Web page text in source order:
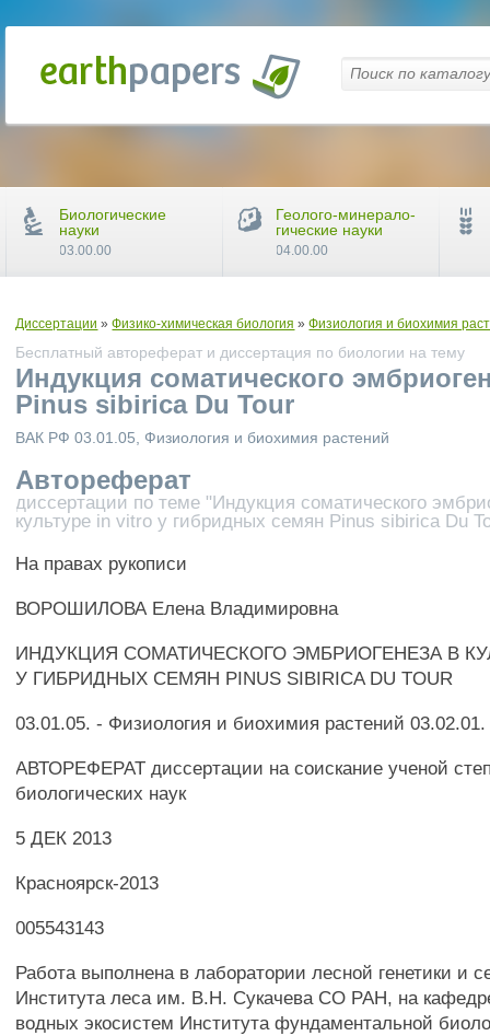
Диссертации »Физико-химическая биология »Физиология и биохимия
Бесплатный автореферат и диссертация по биологии на тему
Индукция соматического
Pinus sibirica Du Tour
ВАК РФ 03.01.05, Физиология и биохимия растений
Автореферат
диссертации по теме "Индукция соматического
культуре in vitro у гибридных семян Pinus sibirica Du
На правах рукописи
ВОРОШИЛОВА Елена Владимировна
ИНДУКЦИЯ СОМАТИЧЕСКОГО ЭМБРИОГЕНЕЗА В
У ГИБРИДНЫХ СЕМЯН PINUS SIBIRICA DU TOUR
03.01.05. - Физиология и биохимия растений 03.02.01.
АВТОРЕФЕРАТ диссертации на соискание ученой
биологических наук
5 ДЕК 2013
Красноярск-2013
005543143
Работа выполнена в лаборатории лесной генетики и
Института леса им. В.Н. Сукачева СО РАН, на
водных экосистем Института фундаментальной
Биологические
науки
03.00.00
Геолого-минерало-
гические науки
04.00.00